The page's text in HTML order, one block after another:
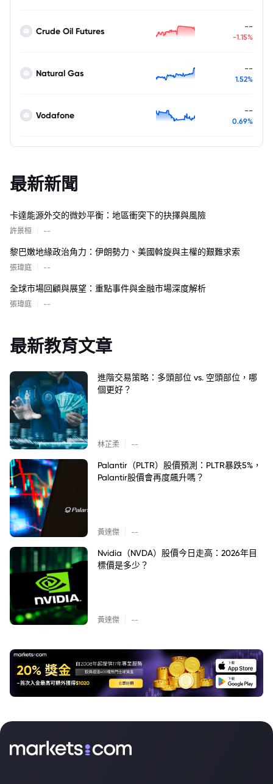
Crude Oil Futures --
-1.15%
Natural Gas --
1.52%
Vodafone --
0.69%
最新新聞
卡達能源外交的微妙平衡：地區衝突下的抉擇與風險
許景桓 --
黎巴嫩地緣政治角力：伊朗勢力、美國斡旋與主權的艱難求索
張瑋庭 --
全球市場回顧與展望：重點事件與金融市場深度解析
張瑋庭 --
最新教育文章
進階交易策略：多頭部位 vs. 空頭部位，哪
個更好？
林芷柔 --
Palantir（PLTR）股價預測：PLTR暴跌5%，
Palantir股價會再度飆升嗎？
黃達傑 --
Nvidia（NVDA）股價今日走高：2026年目
標價是多少？
黃達傑 --